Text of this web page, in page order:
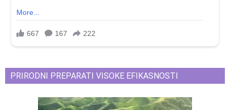
PRIRODNI PREPARATI VISOKE EFIKASNOSTI